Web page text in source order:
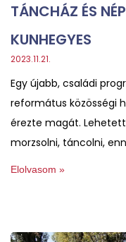
TÁNCHÁZ ÉS
KUNHEGYES
2023.11.21.
Egy újabb, családi
református közösségi
érezte magát.
morzsolni, táncolni,
Elolvasom »